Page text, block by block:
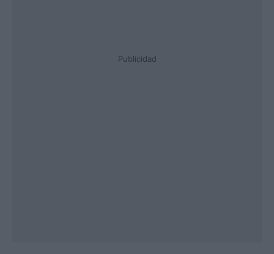
Publicidad